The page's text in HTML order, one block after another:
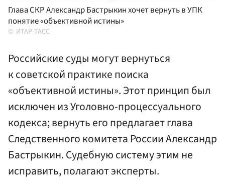
Глава СКР Александр Бастрыкин хочет вернуть в УПК
понятие «объективной истины»
ИТАР-ТАСС
Российские суды могут вернуться
к советской практике поиска
«объективной истины». Этот принцип был
исключен из Уголовно-процессуального
кодекса; вернуть его предлагает глава
Следственного комитета России Александр
Бастрыкин. Судебную систему этим не
исправить, полагают эксперты.